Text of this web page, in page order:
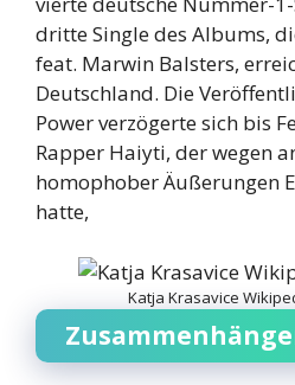
dritte Single des Albums,
feat. Marwin Balsters,
Deutschland. Die
Power verzögerte sich bis
Rapper Haiyti, der wegen
homophober Äußerungen
hatte,
Katja Krasavice